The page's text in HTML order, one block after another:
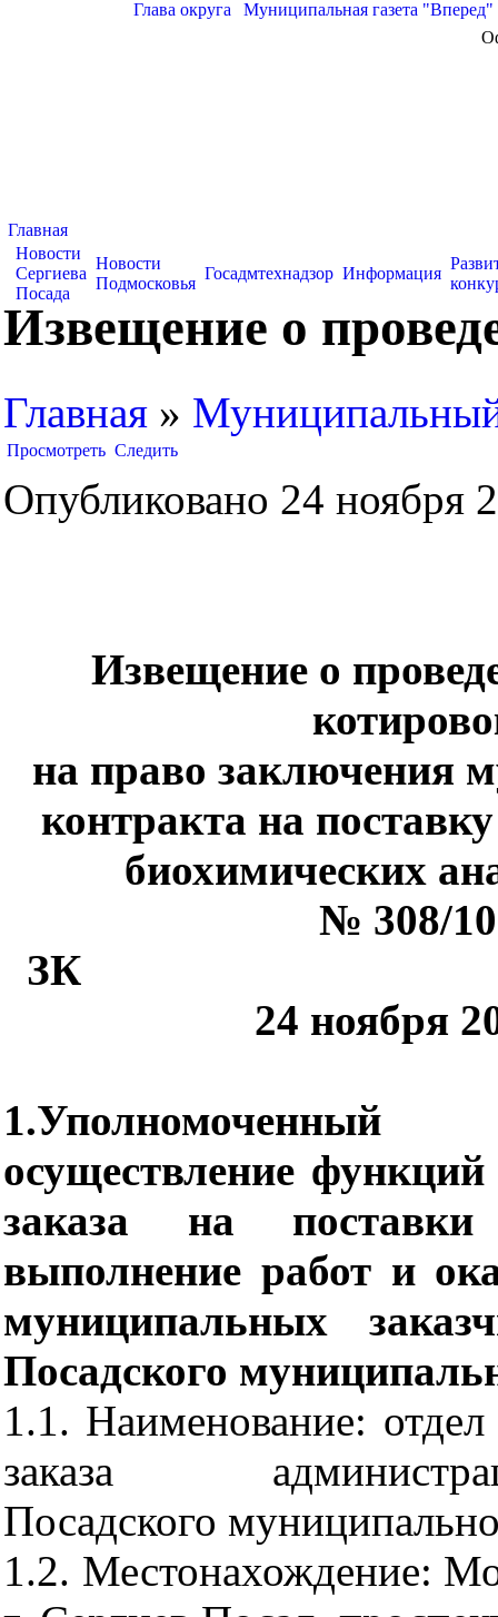
Глава округа Муниципальная газета "Вперед"
Главная
Новости
Сергиева
Посада
Новости
Подмосковья
Госадмтехнадзор Информация
Извещение о
Главная » Муниципальный
Просмотреть Следить
Опубликовано 24 ноября
Извещение о
на право заключения
контракта на
биохимических
№ 308/
ЗК
24 ноября
осуществление
заказа на поставки
выполнение работ и
муниципальных
Посадского
1.1. Наименование: отдел
заказа
Посадского
1.2. Местонахождение: